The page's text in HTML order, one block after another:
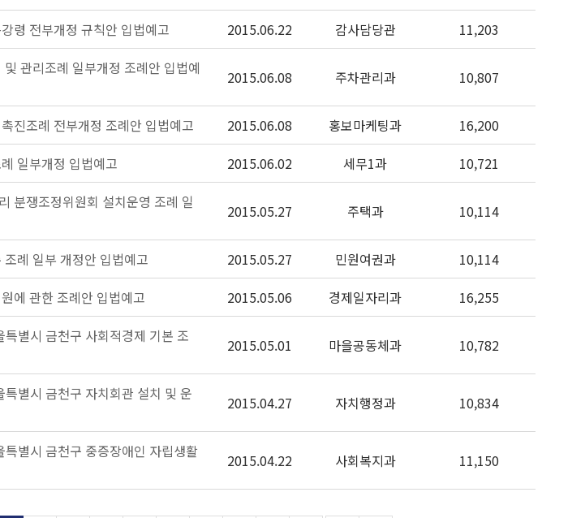
령 전부개정 규칙안 입법예고 2015.06.22 감사담당관 11,203
관리조례 일부개정 조례안 입법예
2015.06.08 주차관리과 10,807
진조례 전부개정 조례안 입법예고 2015.06.08 홍보마케팅과
16,200
일부개정 입법예고 2015.06.02 세무1과 10,721
분쟁조정위원회 설치운영 조례 일
2015.05.27 주택과 10,114
례 일부 개정안 입법예고 2015.05.27 민원여권과
10,114
에 관한 조례안 입법예고 2015.05.06 경제일자리과 16,255
별시 금천구 사회적경제 기본 조
2015.05.01 마을공동체과 10,782
별시 금천구 자치회관 설치 및 운
2015.04.27 자치행정과 10,834
별시 금천구 중증장애인 자립생활
2015.04.22 사회복지과 11,150